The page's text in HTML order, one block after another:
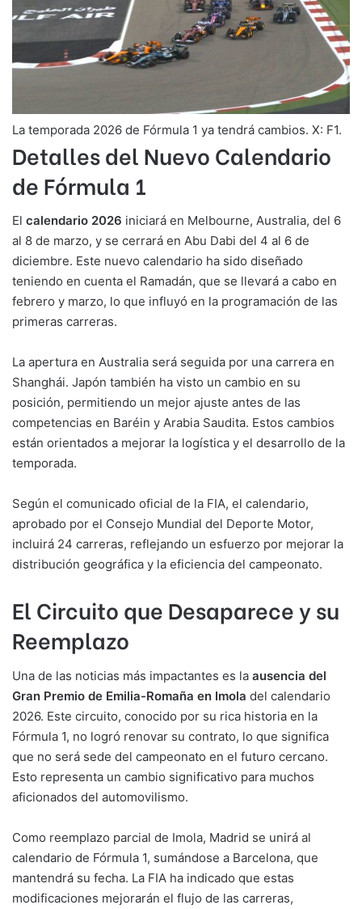
La temporada 2026 de Fórmula 1 ya tendrá cambios. X: F1.
Detalles del Nuevo Calendario
de Fórmula 1
El calendario 2026 iniciará en Melbourne, Australia, del 6
al 8 de marzo, y se cerrará en Abu Dabi del 4 al 6 de
diciembre. Este nuevo calendario ha sido diseñado
teniendo en cuenta el Ramadán, que se llevará a cabo en
febrero y marzo, lo que influyó en la programación de las
primeras carreras.
La apertura en Australia será seguida por una carrera en
Shanghái. Japón también ha visto un cambio en su
posición, permitiendo un mejor ajuste antes de las
competencias en Baréin y Arabia Saudita. Estos cambios
están orientados a mejorar la logística y el desarrollo de la
temporada.
Según el comunicado oficial de la FIA, el calendario,
aprobado por el Consejo Mundial del Deporte Motor,
incluirá 24 carreras, reflejando un esfuerzo por mejorar la
distribución geográfica y la eficiencia del campeonato.
El Circuito que Desaparece y su
Reemplazo
Una de las noticias más impactantes es la ausencia del
Gran Premio de Emilia-Romaña en Imola del calendario
2026. Este circuito, conocido por su rica historia en la
Fórmula 1, no logró renovar su contrato, lo que significa
que no será sede del campeonato en el futuro cercano.
Esto representa un cambio significativo para muchos
aficionados del automovilismo.
Como reemplazo parcial de Imola, Madrid se unirá al
calendario de Fórmula 1, sumándose a Barcelona, que
mantendrá su fecha. La FIA ha indicado que estas
modificaciones mejorarán el flujo de las carreras,